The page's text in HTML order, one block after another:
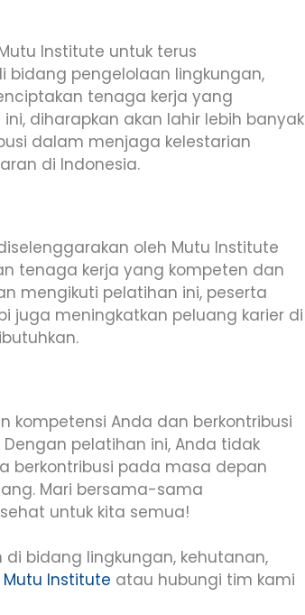
Institute untuk terus
bidang pengelolaan lingkungan,
tenaga kerja yang
diharapkan akan lahir lebih banyak
dalam menjaga kelestarian
di Indonesia.
oleh Mutu Institute
tenaga kerja yang kompeten dan
mengikuti pelatihan ini, peserta
juga meningkatkan peluang karier di
kompetensi Anda dan berkontribusi
pelatihan ini, Anda tidak
berkontribusi pada masa depan
Mari bersama-sama
untuk kita semua!
bidang lingkungan, kehutanan,
Mutu Institute atau hubungi tim kami